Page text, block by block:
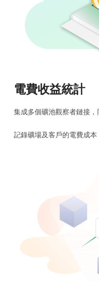
電費收益統計
集成多個礦池觀察者鏈接
記錄礦場及客戶的電費成本